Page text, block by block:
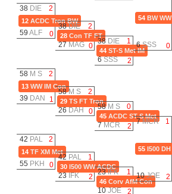
12ACDC Tron BW
38 DIE 2
59 ALF 0
13WW IM Con
58 M S 2
39 DAN 1
14TF XM Met
42 PAL 2
55 PKH 0
28Con TF FT
38DIE 2
27 MAG 0
29TS FT Tron
58M S 2
26 DAH 0
30I500 WW ACDC
42 PAL 1
23 IFK 2
44 ST-S Met IM
38 DIE 1
6 SSS 2
45 ACDC ST-S Met
58 M S 0
7 MCR 2
46 Corv AfM Con
23IFK 1
10 JOE 2
54 BW WW
6SSS 0
55 I500 DH
7MCR 1
10JOE 2